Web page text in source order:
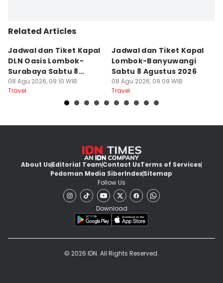
Related Articles
Jadwal dan Tiket Kapal
DLN Oasis Lombok-
Surabaya Sabtu 8
Agustus 2026
08 Agu 2026, 09:10 WIB
Travel
Jadwal dan Tiket Kapal
Lombok-Banyuwangi
Sabtu 8 Agustus 2026
08 Agu 2026, 09:09 WIB
Travel
About UsEditorial TeamContact UsTerms of Services
Pedoman Media SiberIndexSitemap
Follow Us
Download
© 2026 IDN. All Rights Reserved.